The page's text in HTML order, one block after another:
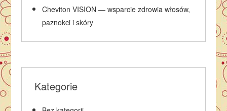
Cheviton VISION — wsparcie zdrowia włosów,
paznokci i skóry
Kategorie